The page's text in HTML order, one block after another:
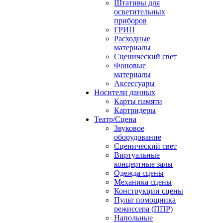
Штативы для
осветительных
приборов
ГРИП
Расходные
материалы
Сценический свет
Фоновые
материалы
Аксессуары
Носители данных
Карты памяти
Картридеры
Театр/Сцена
Звуковое
оборудование
Сценический свет
Виртуальные
концертные залы
Одежда сцены
Механика сцены
Конструкции сцены
Пульт помощника
режиссера (ППР)
Напольные